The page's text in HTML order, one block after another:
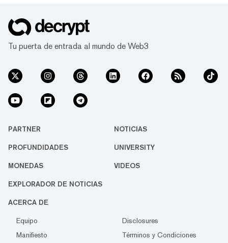
Tu puerta de entrada al mundo de Web3
PARTNER NOTICIAS
PROFUNDIDADES UNIVERSITY
MONEDAS VIDEOS
EXPLORADOR DE NOTICIAS
ACERCA DE
Equipo
Disclosures
Manifiesto
Términos y Condiciones